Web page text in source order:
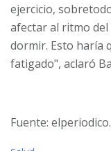
ejercicio,
afectar al ritmo del
dormir. Esto haría
fatigado", aclaró
Fuente: